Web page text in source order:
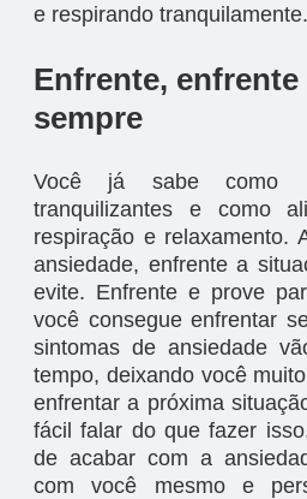
e respirando tranquilamente.
Enfrente,
sempre
Você já sabe como
tranquilizantes e como
respiração e relaxamento.
ansiedade, enfrente a
evite. Enfrente e prove
você consegue enfrentar
sintomas de ansiedade
tempo, deixando você
enfrentar a próxima
fácil falar do que fazer
de acabar com a
com você mesmo e